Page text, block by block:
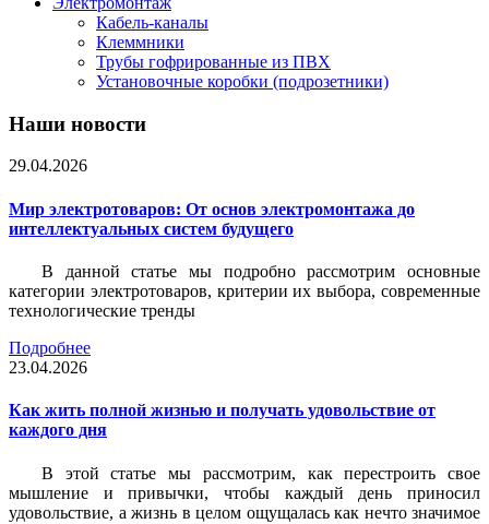
Кабель-каналы
Клеммники
Трубы гофрированные из ПВХ
Установочные коробки (подрозетники)
Наши новости
29.04.2026
Мир электротоваров: От основ электромонтажа до
интеллектуальных систем будущего
В данной статье мы подробно рассмотрим основные
категории электротоваров, критерии их выбора, современные
технологические тренды
Подробнее
23.04.2026
Как жить полной жизнью и получать удовольствие от
каждого дня
В этой статье мы рассмотрим, как перестроить свое
мышление и привычки, чтобы каждый день приносил
удовольствие, а жизнь в целом ощущалась как нечто значимое